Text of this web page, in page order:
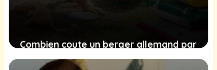
Combien coute un berger allemand par
an ?